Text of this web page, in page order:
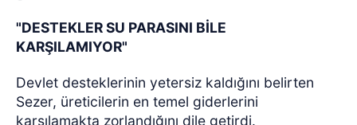
"DESTEKLER SU PARASINI BİLE
KARŞILAMIYOR"
Devlet desteklerinin yetersiz kaldığını belirten
Sezer, üreticilerin en temel giderlerini
karşılamakta zorlandığını dile getirdi.